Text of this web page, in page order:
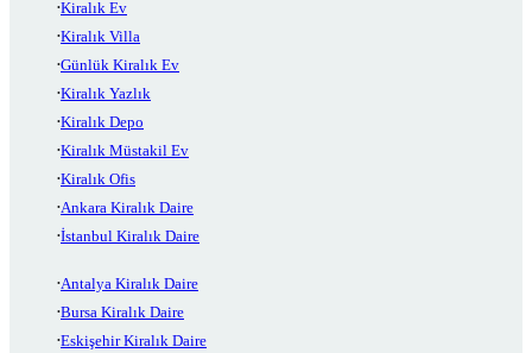
Kiralık Ev
Kiralık Villa
Günlük Kiralık Ev
Kiralık Yazlık
Kiralık Depo
Kiralık Müstakil Ev
Kiralık Ofis
Ankara Kiralık Daire
İstanbul Kiralık Daire
Antalya Kiralık Daire
Bursa Kiralık Daire
Eskişehir Kiralık Daire